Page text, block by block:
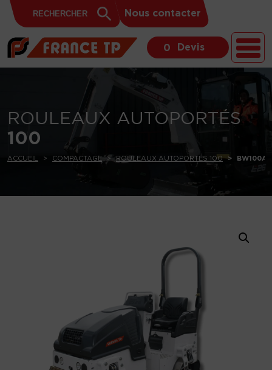
Skip to content
for:
Search
Button
Nous contacter
0 Devis
ROULEAUX AUTOPORTÉS
100
ACCUEIL COMPACTAGE ROULEAUX AUTOPORTÉS 100